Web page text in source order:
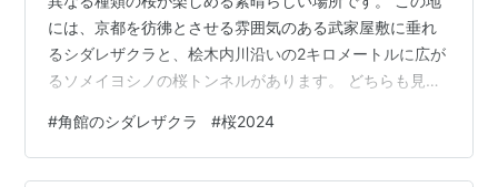
には、京都を彷彿とさせる雰囲気のある武家屋敷に垂れ
るシダレザクラと、桧木内川沿いの2キロメートルに広が
るソメイヨシノの桜トンネルがあります。 どちらも見応
に、着物で武家屋敷通りを散策するのはいかがでしょう
か？ 和の情緒を感じられる、北国の春を満喫する絶好の
#角館のシダレザクラ #桜2024